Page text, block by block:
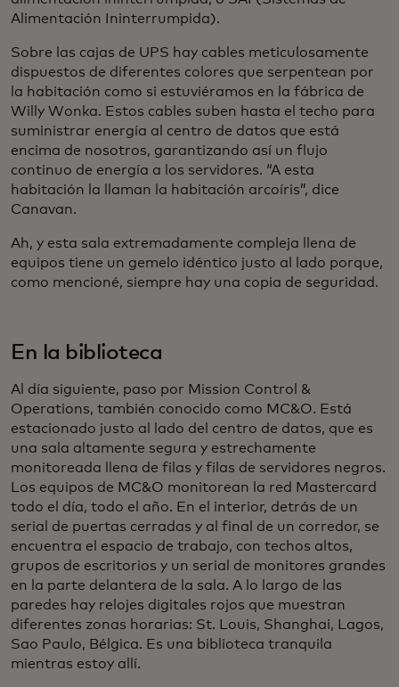
Alimentación Ininterrumpida).
Sobre las cajas de UPS hay cables meticulosamente
dispuestos de diferentes colores que serpentean por
la habitación como si estuviéramos en la fábrica de
Willy Wonka. Estos cables suben hasta el techo para
suministrar energía al centro de datos que está
encima de nosotros, garantizando así un flujo
continuo de energía a los servidores. “A esta
habitación la llaman la habitación arcoíris”, dice
Canavan.
Ah, y esta sala extremadamente compleja llena de
equipos tiene un gemelo idéntico justo al lado porque,
como mencioné, siempre hay una copia de seguridad.
En la biblioteca
Al día siguiente, paso por Mission Control &
Operations, también conocido como MC&O. Está
estacionado justo al lado del centro de datos, que es
una sala altamente segura y estrechamente
monitoreada llena de filas y filas de servidores negros.
Los equipos de MC&O monitorean la red Mastercard
todo el día, todo el año. En el interior, detrás de un
serial de puertas cerradas y al final de un corredor, se
encuentra el espacio de trabajo, con techos altos,
grupos de escritorios y un serial de monitores grandes
en la parte delantera de la sala. A lo largo de las
paredes hay relojes digitales rojos que muestran
diferentes zonas horarias: St. Louis, Shanghai, Lagos,
Sao Paulo, Bélgica. Es una biblioteca tranquila
mientras estoy allí.